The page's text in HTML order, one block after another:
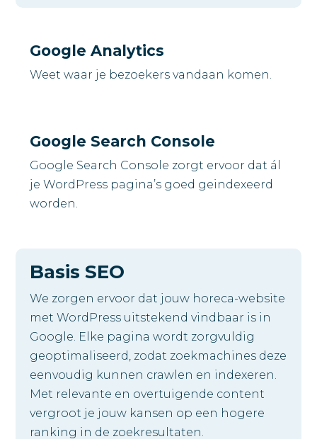
Google Analytics
Weet waar je bezoekers vandaan komen.
Google Search Console
Google Search Console zorgt ervoor dat ál
je WordPress pagina’s goed geindexeerd
worden.
Basis SEO
We zorgen ervoor dat jouw horeca-website
met WordPress uitstekend vindbaar is in
Google. Elke pagina wordt zorgvuldig
geoptimaliseerd, zodat zoekmachines deze
eenvoudig kunnen crawlen en indexeren.
Met relevante en overtuigende content
vergroot je jouw kansen op een hogere
ranking in de zoekresultaten.